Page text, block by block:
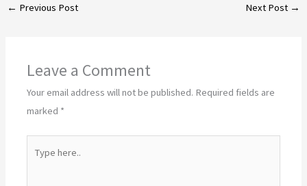
← Previous Post Next Post →
Leave a Comment
Your email address will not be published. Required fields are
marked *
here..